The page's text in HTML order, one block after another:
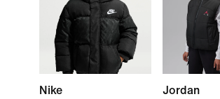
Nike Jordan